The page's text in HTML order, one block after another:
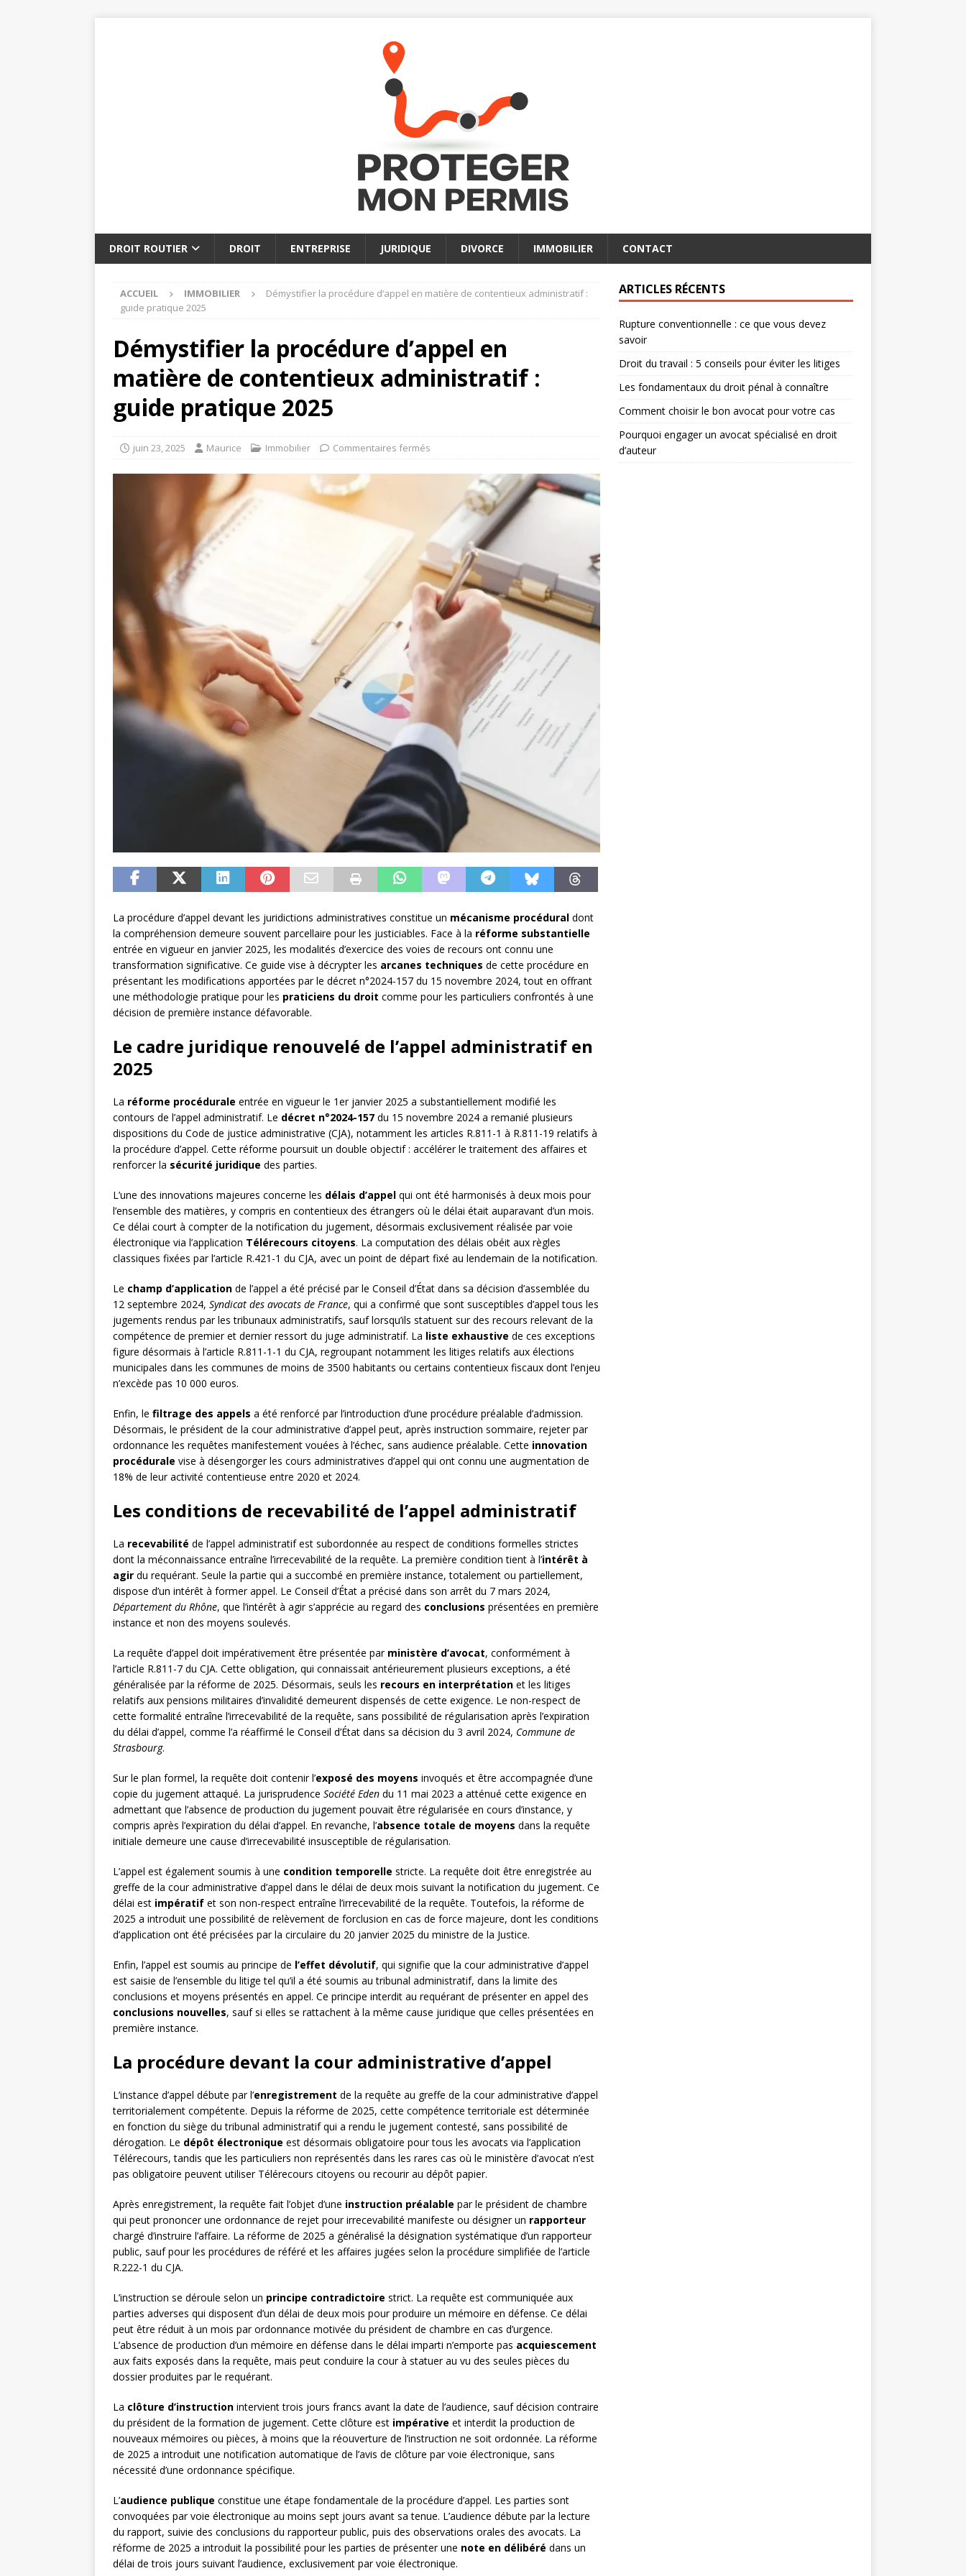
DROIT ROUTIER DROIT ENTREPRISE JURIDIQUE DIVORCE IMMOBILIER CONTACT
ACCUEIL IMMOBILIER
Démystifier la procédure d’appel en matière de contentieux administratif :
guide pratique 2025
Démystifier la procédure d’appel en
matière de contentieux administratif :
guide pratique 2025
juin 23, 2025 Maurice Immobilier Commentaires fermés
La procédure d’appel devant les juridictions administratives constitue un mécanisme procédural dont
la compréhension demeure souvent parcellaire pour les justiciables. Face à la réforme substantielle
entrée en vigueur en janvier 2025, les modalités d’exercice des voies de recours ont connu une
transformation significative. Ce guide vise à décrypter les arcanes techniques de cette procédure en
présentant les modifications apportées par le décret n°2024-157 du 15 novembre 2024, tout en offrant
une méthodologie pratique pour les praticiens du droit comme pour les particuliers confrontés à une
décision de première instance défavorable.
Le cadre juridique renouvelé de l’appel administratif en
2025
La réforme procédurale entrée en vigueur le 1er janvier 2025 a substantiellement modifié les
contours de l’appel administratif. Le décret n°2024-157 du 15 novembre 2024 a remanié plusieurs
dispositions du Code de justice administrative (CJA), notamment les articles R.811-1 à R.811-19 relatifs à
la procédure d’appel. Cette réforme poursuit un double objectif : accélérer le traitement des affaires et
renforcer la sécurité juridique des parties.
L’une des innovations majeures concerne les délais d’appel qui ont été harmonisés à deux mois pour
l’ensemble des matières, y compris en contentieux des étrangers où le délai était auparavant d’un mois.
Ce délai court à compter de la notification du jugement, désormais exclusivement réalisée par voie
électronique via l’application Télérecours citoyens. La computation des délais obéit aux règles
classiques fixées par l’article R.421-1 du CJA, avec un point de départ fixé au lendemain de la notification.
Le champ d’application de l’appel a été précisé par le Conseil d’État dans sa décision d’assemblée du
12 septembre 2024, Syndicat des avocats de France, qui a confirmé que sont susceptibles d’appel tous les
jugements rendus par les tribunaux administratifs, sauf lorsqu’ils statuent sur des recours relevant de la
compétence de premier et dernier ressort du juge administratif. La liste exhaustive de ces exceptions
figure désormais à l’article R.811-1-1 du CJA, regroupant notamment les litiges relatifs aux élections
municipales dans les communes de moins de 3500 habitants ou certains contentieux fiscaux dont l’enjeu
n’excède pas 10 000 euros.
Enfin, le filtrage des appels a été renforcé par l’introduction d’une procédure préalable d’admission.
Désormais, le président de la cour administrative d’appel peut, après instruction sommaire, rejeter par
ordonnance les requêtes manifestement vouées à l’échec, sans audience préalable. Cette innovation
procédurale vise à désengorger les cours administratives d’appel qui ont connu une augmentation de
18% de leur activité contentieuse entre 2020 et 2024.
Les conditions de recevabilité de l’appel administratif
La recevabilité de l’appel administratif est subordonnée au respect de conditions formelles strictes
dont la méconnaissance entraîne l’irrecevabilité de la requête. La première condition tient à l’intérêt à
agir du requérant. Seule la partie qui a succombé en première instance, totalement ou partiellement,
dispose d’un intérêt à former appel. Le Conseil d’État a précisé dans son arrêt du 7 mars 2024,
Département du Rhône, que l’intérêt à agir s’apprécie au regard des conclusions présentées en première
instance et non des moyens soulevés.
La requête d’appel doit impérativement être présentée par ministère d’avocat, conformément à
l’article R.811-7 du CJA. Cette obligation, qui connaissait antérieurement plusieurs exceptions, a été
généralisée par la réforme de 2025. Désormais, seuls les recours en interprétation et les litiges
relatifs aux pensions militaires d’invalidité demeurent dispensés de cette exigence. Le non-respect de
cette formalité entraîne l’irrecevabilité de la requête, sans possibilité de régularisation après l’expiration
du délai d’appel, comme l’a réaffirmé le Conseil d’État dans sa décision du 3 avril 2024, Commune de
Strasbourg.
Sur le plan formel, la requête doit contenir l’exposé des moyens invoqués et être accompagnée d’une
copie du jugement attaqué. La jurisprudence Société Eden du 11 mai 2023 a atténué cette exigence en
admettant que l’absence de production du jugement pouvait être régularisée en cours d’instance, y
compris après l’expiration du délai d’appel. En revanche, l’absence totale de moyens dans la requête
initiale demeure une cause d’irrecevabilité insusceptible de régularisation.
L’appel est également soumis à une condition temporelle stricte. La requête doit être enregistrée au
greffe de la cour administrative d’appel dans le délai de deux mois suivant la notification du jugement. Ce
délai est impératif et son non-respect entraîne l’irrecevabilité de la requête. Toutefois, la réforme de
2025 a introduit une possibilité de relèvement de forclusion en cas de force majeure, dont les conditions
d’application ont été précisées par la circulaire du 20 janvier 2025 du ministre de la Justice.
Enfin, l’appel est soumis au principe de l’effet dévolutif, qui signifie que la cour administrative d’appel
est saisie de l’ensemble du litige tel qu’il a été soumis au tribunal administratif, dans la limite des
conclusions et moyens présentés en appel. Ce principe interdit au requérant de présenter en appel des
conclusions nouvelles, sauf si elles se rattachent à la même cause juridique que celles présentées en
première instance.
La procédure devant la cour administrative d’appel
L’instance d’appel débute par l’enregistrement de la requête au greffe de la cour administrative d’appel
territorialement compétente. Depuis la réforme de 2025, cette compétence territoriale est déterminée
en fonction du siège du tribunal administratif qui a rendu le jugement contesté, sans possibilité de
dérogation. Le dépôt électronique est désormais obligatoire pour tous les avocats via l’application
Télérecours, tandis que les particuliers non représentés dans les rares cas où le ministère d’avocat n’est
pas obligatoire peuvent utiliser Télérecours citoyens ou recourir au dépôt papier.
Après enregistrement, la requête fait l’objet d’une instruction préalable par le président de chambre
qui peut prononcer une ordonnance de rejet pour irrecevabilité manifeste ou désigner un rapporteur
chargé d’instruire l’affaire. La réforme de 2025 a généralisé la désignation systématique d’un rapporteur
public, sauf pour les procédures de référé et les affaires jugées selon la procédure simplifiée de l’article
R.222-1 du CJA.
L’instruction se déroule selon un principe contradictoire strict. La requête est communiquée aux
parties adverses qui disposent d’un délai de deux mois pour produire un mémoire en défense. Ce délai
peut être réduit à un mois par ordonnance motivée du président de chambre en cas d’urgence.
L’absence de production d’un mémoire en défense dans le délai imparti n’emporte pas acquiescement
aux faits exposés dans la requête, mais peut conduire la cour à statuer au vu des seules pièces du
dossier produites par le requérant.
La clôture d’instruction intervient trois jours francs avant la date de l’audience, sauf décision contraire
du président de la formation de jugement. Cette clôture est impérative et interdit la production de
nouveaux mémoires ou pièces, à moins que la réouverture de l’instruction ne soit ordonnée. La réforme
de 2025 a introduit une notification automatique de l’avis de clôture par voie électronique, sans
nécessité d’une ordonnance spécifique.
L’audience publique constitue une étape fondamentale de la procédure d’appel. Les parties sont
convoquées par voie électronique au moins sept jours avant sa tenue. L’audience débute par la lecture
du rapport, suivie des conclusions du rapporteur public, puis des observations orales des avocats. La
réforme de 2025 a introduit la possibilité pour les parties de présenter une note en délibéré dans un
délai de trois jours suivant l’audience, exclusivement par voie électronique.
ARTICLES RÉCENTS
Rupture conventionnelle : ce que vous devez
savoir
Droit du travail : 5 conseils pour éviter les litiges
Les fondamentaux du droit pénal à connaître
Comment choisir le bon avocat pour votre cas
Pourquoi engager un avocat spécialisé en droit
d’auteur